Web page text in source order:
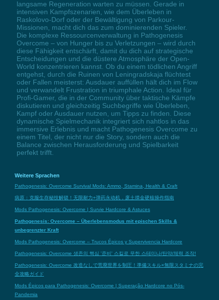
langsame Regeneration warten zu müssen. Gerade in
intensiven Kampfszenarien, wie dem Überleben in
Raskolovo-Dorf oder der Bewältigung von Parkour-
Missionen, macht dich das zum dominierenden Spieler.
Die komplexe Ressourcenverwaltung in Pathogenesis
Overcome – von Hunger bis zu Verletzungen – wird durch
diese Fähigkeit entschärft, damit du dich auf strategische
Entscheidungen und die düstere Atmosphäre der Open-
World konzentrieren kannst. Ob du einem tödlichen Angriff
entgehst, durch die Ruinen von Leningradskaja flüchtest
oder Fallen meisterst: Ausdauer auffüllen hält dich im Flow
und verwandelt Frustration in triumphale Action. Ideal für
Profi-Gamer, die in der Community über taktische Kämpfe
diskutieren und gleichzeitig Suchbegriffe wie Überleben,
Kampf oder Ausdauer nutzen, um Tipps zu finden. Diese
dynamische Spielmechanik integriert sich nahtlos in das
immersive Erlebnis und macht Pathogenesis Overcome zu
einem Titel, der nicht nur die Story, sondern auch die
Balance zwischen Herausforderung und Spielbarkeit
perfekt trifft.
Weitere Sprachen
Pathogenesis: Overcome Survival Mods: Ammo, Stamina, Health & Craft
病原：克服生存秘技解锁！无限耐力+弹药永动机，废土摸金硬核操作指南
Mods Pathogenesis: Overcome | Survie Hardcore & Astuces
Pathogenesis: Overcome – Überlebensmodus mit epischen Skills &
unbegrenzter Kraft
Mods Pathogenesis: Overcome – Trucos Épicos y Supervivencia Hardcore
Pathogenesis: Overcome 생존의 핵심 '준비' 스킬로 무한 스테미나/탄약/체력 조작!
Pathogenesis: Overcome 改造なしで荒廃世界を制圧！準備スキル×無限スタミナの完
全攻略ガイド
Mods Épicos para Pathogenesis: Overcome | Superação Hardcore no Pós-
Pandemia